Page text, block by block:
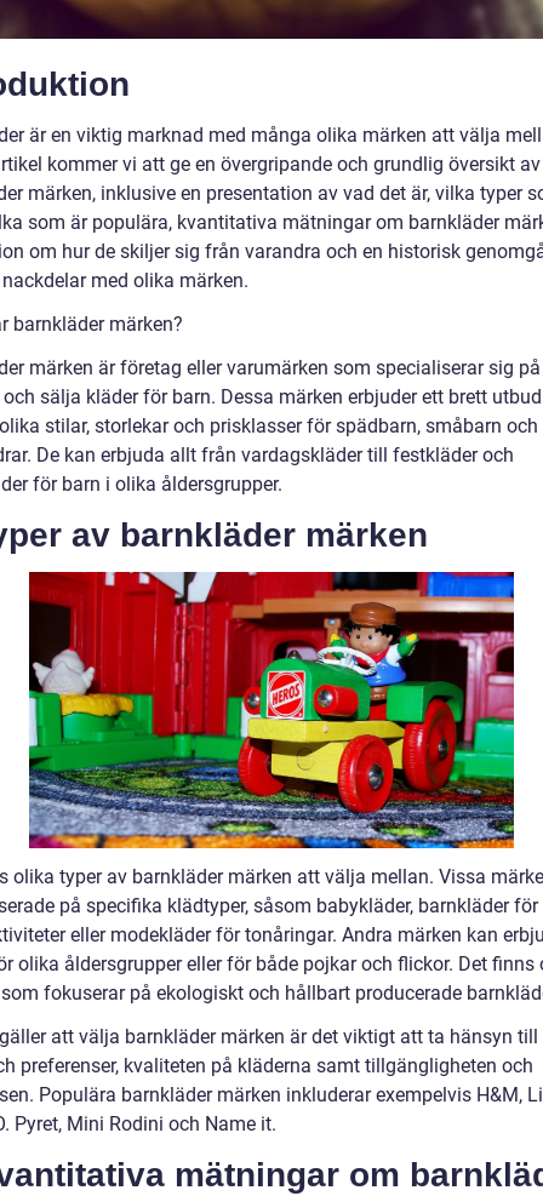
är en viktig marknad med många olika märken att välja
kommer vi att ge en övergripande och grundlig översikt av
märken, inklusive en presentation av vad det är, vilka typer
som är populära, kvantitativa mätningar om barnkläder
om hur de skiljer sig från varandra och en historisk
med olika märken.
barnkläder märken?
märken är företag eller varumärken som specialiserar sig
sälja kläder för barn. Dessa märken erbjuder ett brett
stilar, storlekar och prisklasser för spädbarn, småbarn och
De kan erbjuda allt från vardagskläder till festkläder och
för barn i olika åldersgrupper.
av barnkläder märken
olika typer av barnkläder märken att välja mellan. Vissa
på specifika klädtyper, såsom babykläder, barnkläder för
eller modekläder för tonåringar. Andra märken kan
olika åldersgrupper eller för både pojkar och flickor. Det finns
fokuserar på ekologiskt och hållbart producerade
att välja barnkläder märken är det viktigt att ta hänsyn till
preferenser, kvaliteten på kläderna samt tillgängligheten och
Populära barnkläder märken inkluderar exempelvis H&M,
Pyret, Mini Rodini och Name it.
mätningar om